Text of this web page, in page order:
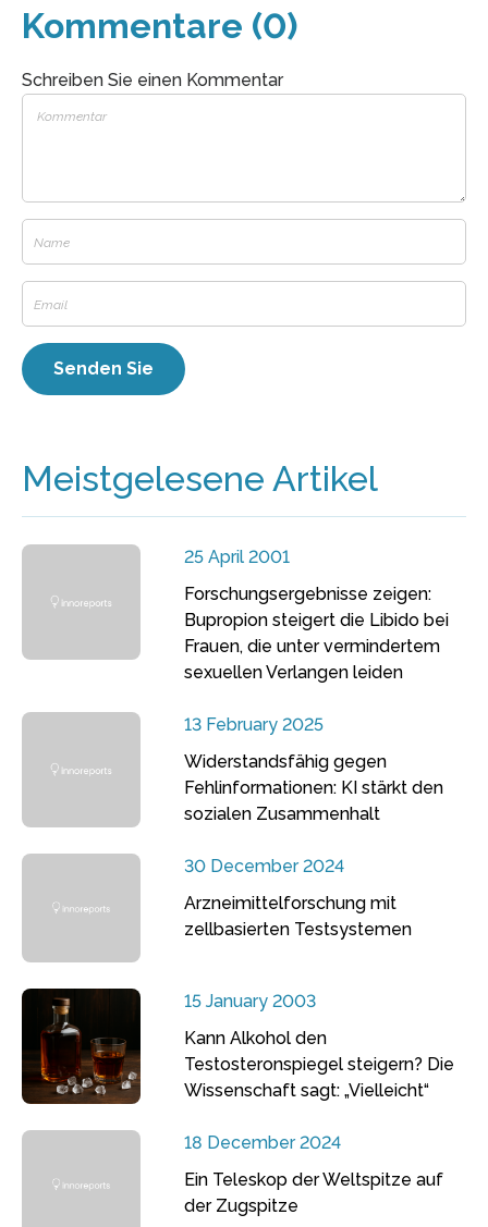
Kommentare (0)
Schreiben Sie einen Kommentar
Meistgelesene Artikel
25 April 2001
Forschungsergebnisse zeigen:
Bupropion steigert die Libido bei
Frauen, die unter vermindertem
sexuellen Verlangen leiden
13 February 2025
Widerstandsfähig gegen
Fehlinformationen: KI stärkt den
sozialen Zusammenhalt
30 December 2024
Arzneimittelforschung mit
zellbasierten Testsystemen
15 January 2003
Kann Alkohol den
Testosteronspiegel steigern? Die
Wissenschaft sagt: „Vielleicht“
18 December 2024
Ein Teleskop der Weltspitze auf
der Zugspitze